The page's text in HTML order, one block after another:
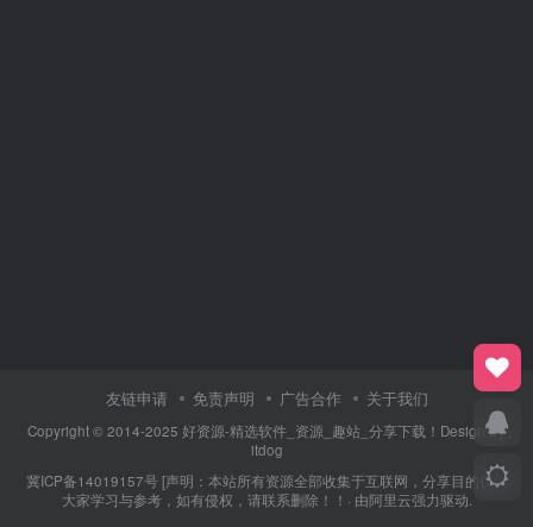
友链申请 免责声明 广告合作 关于我们
Copyright © 2014-2025 好资源-精选软件_资源_趣站_分享下载！Design By
itdog
冀ICP备14019157号[声明：本站所有资源全部收集于互联网，分享目的仅供
大家学习与参考，如有侵权，请联系删除！！· 由阿里云强力驱动.